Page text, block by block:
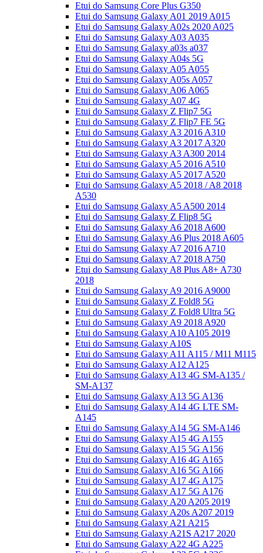
Etui do Samsung Core Plus G350
Etui do Samsung Galaxy A01 2019 A015
Etui do Samsung Galaxy A02s 2020 A025
Etui do Samsung Galaxy A03 A035
Etui do Samsung Galaxy a03s a037
Etui do Samsung Galaxy A04s 5G
Etui do Samsung Galaxy A05 A055
Etui do Samsung Galaxy A05s A057
Etui do Samsung Galaxy A06 A065
Etui do Samsung Galaxy A07 4G
Etui do Samsung Galaxy Z Flip7 5G
Etui do Samsung Galaxy Z Flip7 FE 5G
Etui do Samsung Galaxy A3 2016 A310
Etui do Samsung Galaxy A3 2017 A320
Etui do Samsung Galaxy A3 A300 2014
Etui do Samsung Galaxy A5 2016 A510
Etui do Samsung Galaxy A5 2017 A520
Etui do Samsung Galaxy A5 2018 / A8 2018
A530
Etui do Samsung Galaxy A5 A500 2014
Etui do Samsung Galaxy Z Flip8 5G
Etui do Samsung Galaxy A6 2018 A600
Etui do Samsung Galaxy A6 Plus 2018 A605
Etui do Samsung Galaxy A7 2016 A710
Etui do Samsung Galaxy A7 2018 A750
Etui do Samsung Galaxy A8 Plus A8+ A730
2018
Etui do Samsung Galaxy A9 2016 A9000
Etui do Samsung Galaxy Z Fold8 5G
Etui do Samsung Galaxy Z Fold8 Ultra 5G
Etui do Samsung Galaxy A9 2018 A920
Etui do Samsung Galaxy A10 A105 2019
Etui do Samsung Galaxy A10S
Etui do Samsung Galaxy A11 A115 / M11 M115
Etui do Samsung Galaxy A12 A125
Etui do Samsung Galaxy A13 4G SM-A135 /
SM-A137
Etui do Samsung Galaxy A13 5G A136
Etui do Samsung Galaxy A14 4G LTE SM-
A145
Etui do Samsung Galaxy A14 5G SM-A146
Etui do Samsung Galaxy A15 4G A155
Etui do Samsung Galaxy A15 5G A156
Etui do Samsung Galaxy A16 4G A165
Etui do Samsung Galaxy A16 5G A166
Etui do Samsung Galaxy A17 4G A175
Etui do Samsung Galaxy A17 5G A176
Etui do Samsung Galaxy A20 A205 2019
Etui do Samsung Galaxy A20s A207 2019
Etui do Samsung Galaxy A21 A215
Etui do Samsung Galaxy A21S A217 2020
Etui do Samsung Galaxy A22 4G A225